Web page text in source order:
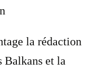
la rédaction
Balkans et la